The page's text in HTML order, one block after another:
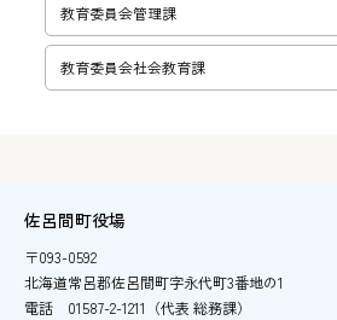
教育委員会管理課
教育委員会社会教育課
佐呂間町役場
〒093-0592
北海道常呂郡佐呂間町字永代町3番地の1
電話
01587-2-1211（代表 総務課）